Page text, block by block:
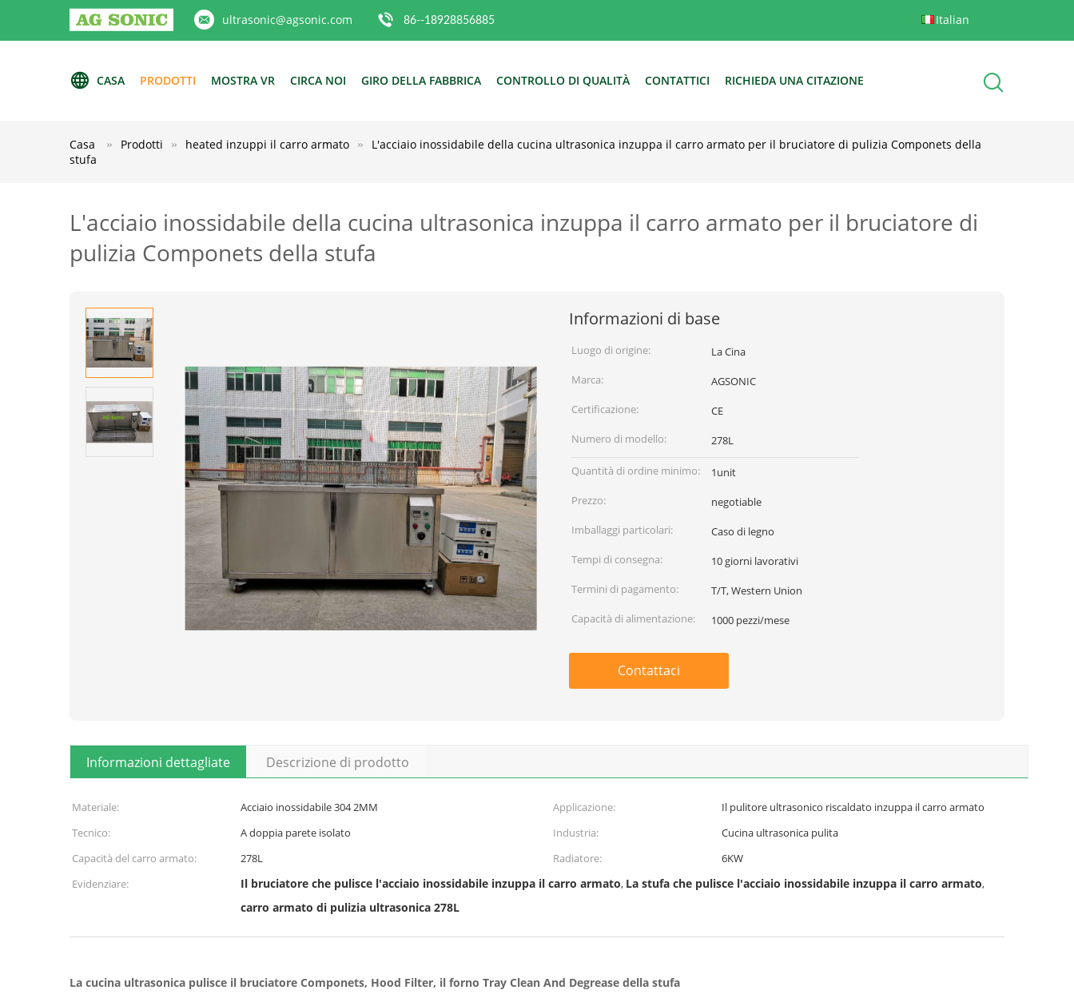
ultrasonic@agsonic.com 86--18928856885 Italian
CASA PRODOTTI MOSTRA VR CIRCA NOI GIRO DELLA FABBRICA CONTROLLO DI QUALITÀ CONTATTICI RICHIEDA UNA CITAZIONE
Casa Prodotti heated inzuppi il carro armato
L'acciaio inossidabile della cucina ultrasonica inzuppa il carro armato per il bruciatore di pulizia Componets della
stufa
L'acciaio inossidabile della cucina ultrasonica inzuppa il carro armato per il bruciatore di
pulizia Componets della stufa
Informazioni di base
Luogo di origine:
La Cina
Marca:
AGSONIC
Certificazione:
CE
Numero di modello:
278L
Quantità di ordine minimo:
1unit
Prezzo:
negotiable
Imballaggi particolari:
Caso di legno
Tempi di consegna:
10 giorni lavorativi
Termini di pagamento:
T/T, Western Union
Capacità di alimentazione:
1000 pezzi/mese
Contattaci
Informazioni dettagliate Descrizione di prodotto
Materiale: Acciaio inossidabile 304 2MM Applicazione:
Il pulitore ultrasonico riscaldato inzuppa il carro armato
Tecnico:
A doppia parete isolato Industria:
Cucina ultrasonica pulita
Capacità del carro armato:
278L Radiatore:
6KW
Evidenziare:
Il bruciatore che pulisce l'acciaio inossidabile inzuppa il carro armato, La stufa che pulisce l'acciaio inossidabile inzuppa il carro armato,
carro armato di pulizia ultrasonica 278L
La cucina ultrasonica pulisce il bruciatore Componets, Hood Filter, il forno Tray Clean And Degrease della stufa